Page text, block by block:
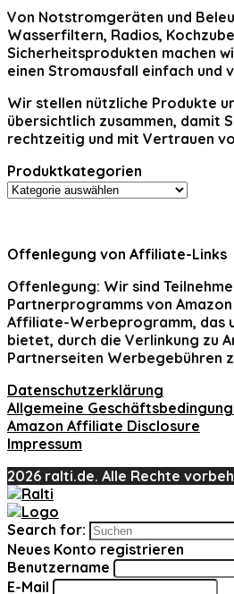
Von Notstromgeräten und
Wasserfiltern, Radios,
Sicherheitsprodukten machen
einen Stromausfall einfach und
Wir stellen nützliche Produkte
übersichtlich zusammen, damit
rechtzeitig und mit Vertrauen
Produktkategorien
Offenlegung von Affiliate-Links
Offenlegung: Wir sind
Partnerprogramms von Amazon
Affiliate-Werbeprogramm, das
bietet, durch die Verlinkung zu
Partnerseiten Werbegebühren
Datenschutzerklärung
Allgemeine
Amazon Affiliate Disclosure
Impressum
2026 ralti.de. Alle Rechte
Search for:
Neues Konto registrieren
Benutzername
E-Mail